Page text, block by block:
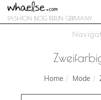
FASHION BLOG BERLIN GERMANY
Home Mode